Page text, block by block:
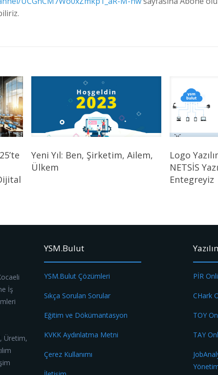
Yeni Yıl: Ben, Şirketim, Ailem,
Ülkem
Logo
NETSİS
Entegreyiz
İş
Üretim,
YSM.Bulut
YSM.Bulut Çözümleri
Sıkça Sorulan Sorular
Eğitim ve Dökümantasyon
KVKK Aydınlatma Metni
Çerez Kullanımı
PİR
CHark
TOY
TAY